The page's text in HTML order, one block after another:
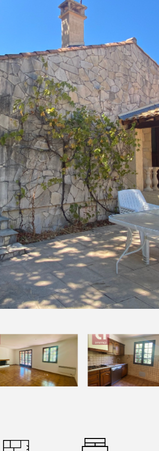
Vendre votre bien
Louer un appartement
Louer une maison
Louer un parking
Louer un commerce
Louer des bureaux